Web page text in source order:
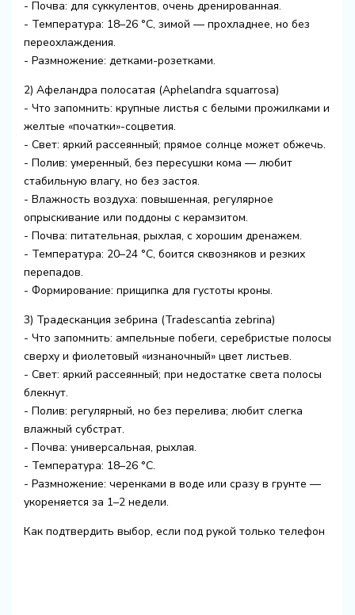
- Почва: для суккулентов, очень дренированная.
- Температура: 18–26 °C, зимой — прохладнее, но без
переохлаждения.
- Размножение: детками-розетками.
2) Афеландра полосатая (Aphelandra squarrosa)
- Что запомнить: крупные листья с белыми прожилками и
желтые «початки»-соцветия.
- Свет: яркий рассеянный; прямое солнце может обжечь.
- Полив: умеренный, без пересушки кома — любит
стабильную влагу, но без застоя.
- Влажность воздуха: повышенная, регулярное
опрыскивание или поддоны с керамзитом.
- Почва: питательная, рыхлая, с хорошим дренажем.
- Температура: 20–24 °C, боится сквозняков и резких
перепадов.
- Формирование: прищипка для густоты кроны.
3) Традесканция зебрина (Tradescantia zebrina)
- Что запомнить: ампельные побеги, серебристые полосы
сверху и фиолетовый «изнаночный» цвет листьев.
- Свет: яркий рассеянный; при недостатке света полосы
блекнут.
- Полив: регулярный, но без перелива; любит слегка
влажный субстрат.
- Почва: универсальная, рыхлая.
- Температура: 18–26 °C.
- Размножение: черенками в воде или сразу в грунте —
укореняется за 1–2 недели.
Как подтвердить выбор, если под рукой только телефон